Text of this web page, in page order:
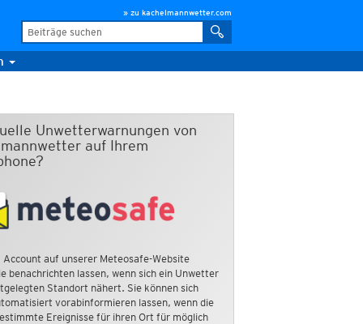
» zu kachelmannwetter.com
Unwetterwarnungen von
auf Ihrem
Account auf unserer Meteosafe-Website
benachrichten lassen, wenn sich ein Unwetter
Standort nähert. Sie können sich
vorabinformieren lassen, wenn die
Ereignisse für ihren Ort für möglich